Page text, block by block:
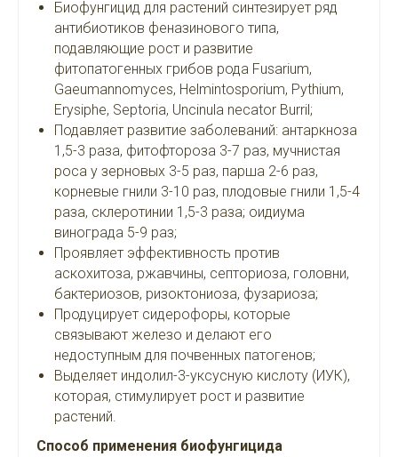
Биофунгицид для растений синтезирует ряд
антибиотиков феназинового типа,
подавляющие рост и развитие
фитопатогенных грибов рода Fusarium,
Gaeumannomyces, Helmintosporium, Pythium,
Erysiphe, Septoria, Uncinula necator Burril;
Подавляет развитие заболеваний: антаркноза
1,5-3 раза, фитофтороза 3-7 раз, мучнистая
роса у зерновых 3-5 раз, парша 2-6 раз,
корневые гнили 3-10 раз, плодовые гнили 1,5-4
раза, склеротинии 1,5-3 раза; оидиума
винограда 5-9 раз;
Проявляет эффективность против
аскохитоза, ржавчины, септориоза, головни,
бактериозов, ризоктониоза, фузариоза;
Продуцирует сидерофоры, которые
связывают железо и делают его
недоступным для почвенных патогенов;
Выделяет индолил-3-уксусную кислоту (ИУК),
которая, стимулирует рост и развитие
растений.
Способ применения биофунгицида